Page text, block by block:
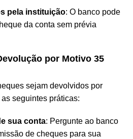
pela instituição: O banco pode
da conta sem prévia
por Motivo 35
sejam devolvidos por
seguintes práticas:
sua conta: Pergunte ao banco
de cheques para sua